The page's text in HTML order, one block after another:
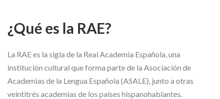
¿Qué es la RAE?
La RAE es la sigla de la Real Academia Española, una
institución cultural que forma parte de la Asociación de
Academias de la Lengua Española (ASALE), junto a otras
veintitrés academias de los países hispanohablantes.